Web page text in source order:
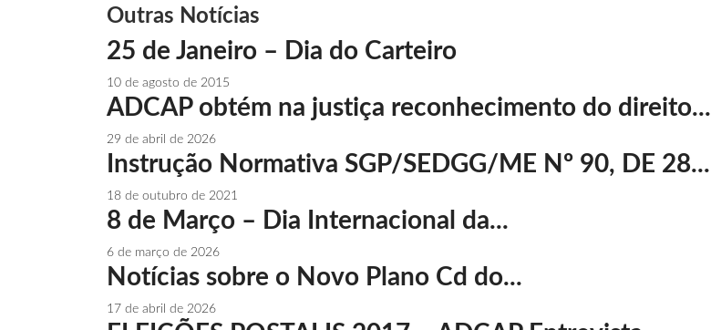
Outras Notícias
25 de Janeiro – Dia do Carteiro
10 de agosto de 2015
ADCAP obtém na justiça reconhecimento do direito...
29 de abril de 2026
Instrução Normativa SGP/SEDGG/ME Nº 90, DE 28...
18 de outubro de 2021
8 de Março – Dia Internacional da...
6 de março de 2026
Notícias sobre o Novo Plano Cd do...
17 de abril de 2026